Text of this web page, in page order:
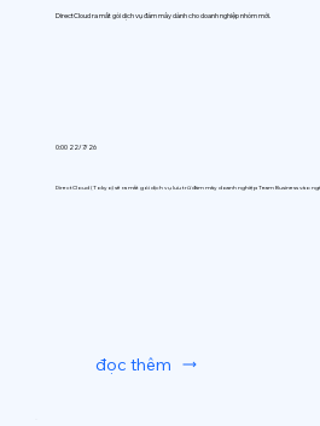
DirectCloud ra mắt gói dịch vụ đám mây dành cho doanh nghiệp nhóm mới.
0:00 22/7/26
DirectCloud (Tokyo) sẽ ra mắt gói dịch vụ lưu trữ đám mây doanh nghiệp Team Business vào
đọc thêm